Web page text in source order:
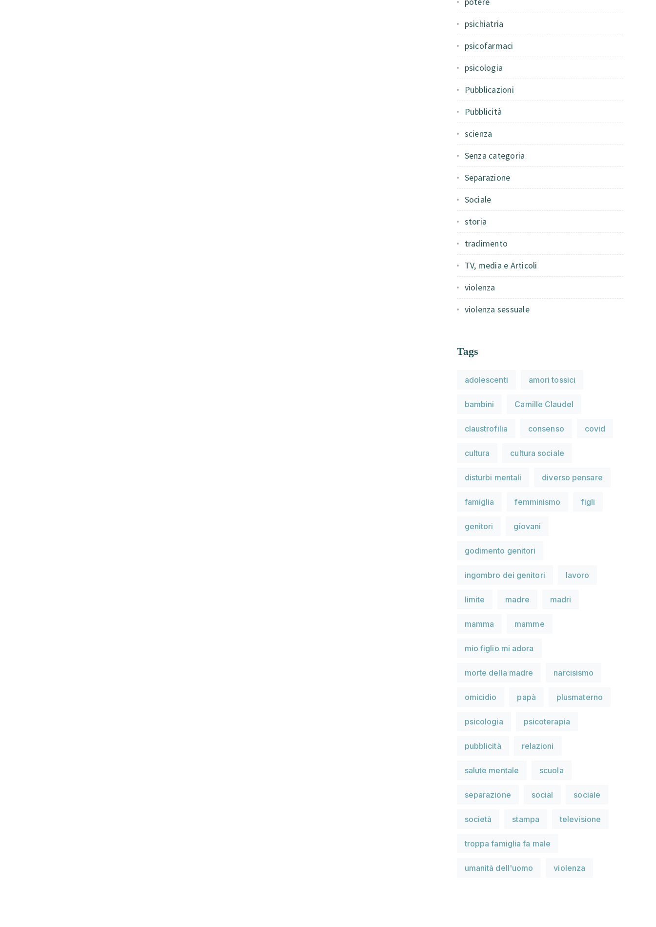
psichiatria
psicofarmaci
psicologia
Pubblicazioni
Pubblicità
scienza
Senza categoria
Separazione
Sociale
storia
tradimento
TV, media e Articoli
violenza
violenza sessuale
Tags
adolescenti amori tossici
bambini Camille Claudel
claustrofilia consenso covid
cultura cultura sociale
disturbi mentali diverso pensare
famiglia femminismo figli
genitori giovani
godimento genitori
ingombro dei genitori lavoro
limite madre madri
mamma mamme
mio figlio mi adora
morte della madre narcisismo
omicidio papà plusmaterno
psicologia psicoterapia
pubblicità relazioni
salute mentale scuola
separazione social sociale
società stampa televisione
troppa famiglia fa male
umanità dell'uomo violenza